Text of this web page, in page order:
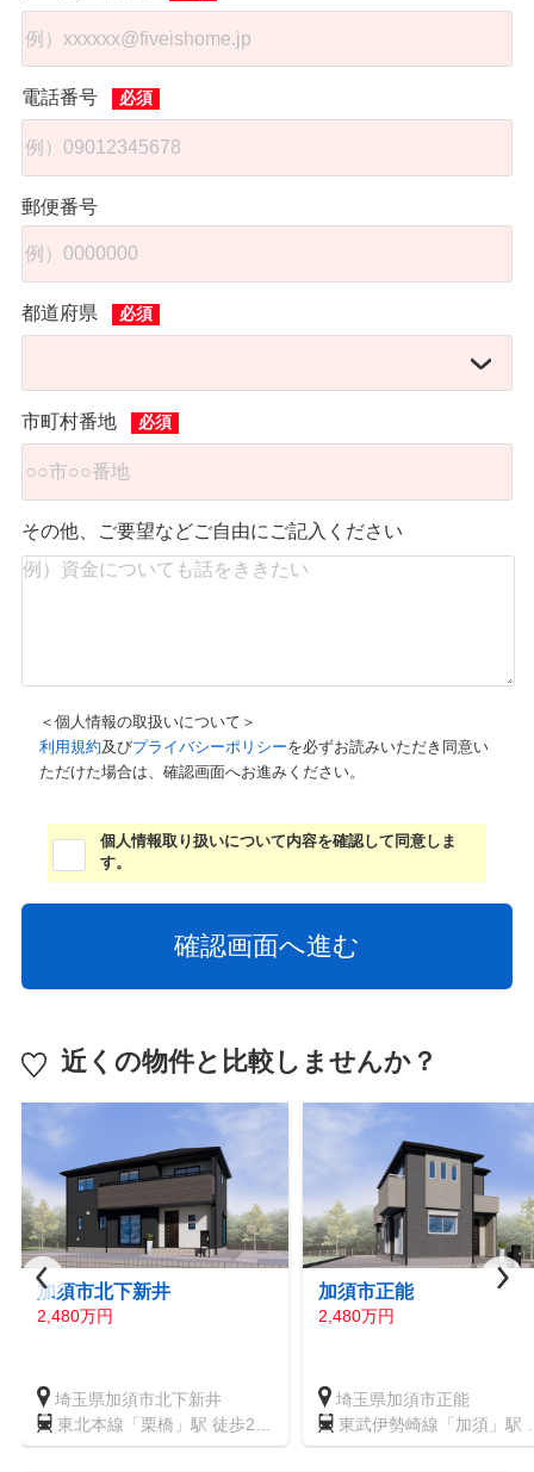
電話番号
郵便番号
都道府県
市町村番地
その他、ご要望などご自由にご記入ください
＜個人情報の取扱いについて＞
利用規約及びプライバシーポリシーを必ずお読みいただき同意い
ただけた場合は、確認画面へお進みください。
個人情報取り扱いについて内容を確認して同意しま
す。
近くの物件と比較しませんか？
加須市北下新井
2,480万円
埼玉県加須市北下新井
東北本線「栗橋」駅 徒歩27
分
加須市正能
2,480万円
埼玉県加須市正能
東武伊勢崎線「加須」駅
歩32分